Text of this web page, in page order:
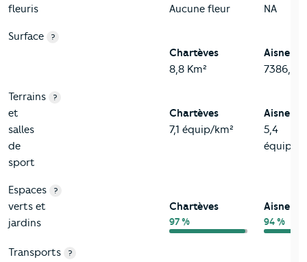
fleuris
Aucune fleur
NA
Surface ?
Chartèves
8,8 Km²
Aisne
7386,6
Terrains
et
salles
de
sport
?
Chartèves
7,1 équip/km²
Aisne
5,4
équip/
Espaces
verts et
jardins
?
Chartèves
97 %
Aisne
94 %
Transports
?